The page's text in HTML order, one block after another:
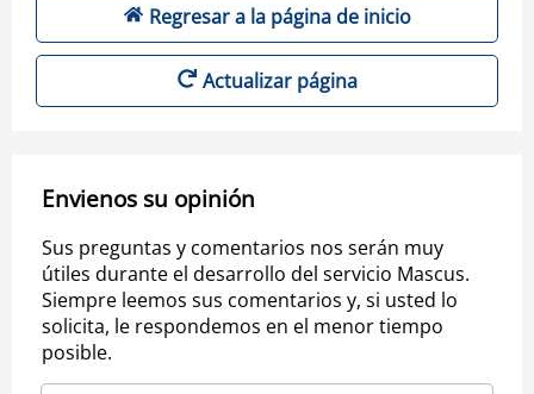
Regresar a la página de inicio
Actualizar página
Envienos su opinión
Sus preguntas y comentarios nos serán muy
útiles durante el desarrollo del servicio Mascus.
Siempre leemos sus comentarios y, si usted lo
solicita, le respondemos en el menor tiempo
posible.